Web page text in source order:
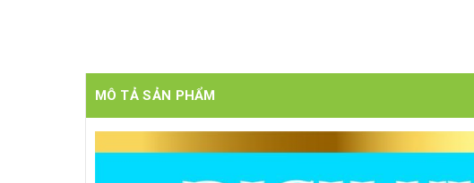
MÔ TẢ SẢN PHẨM